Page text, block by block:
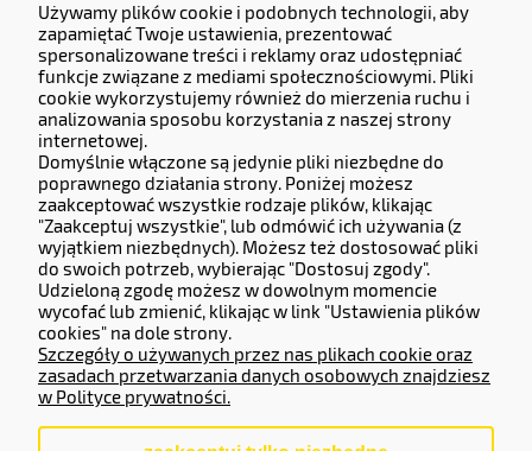
Dane Firmy:
KERMITCLOUDS LTD
13 High Birch Court 79 Park Road,
New Barnet, Barnet, England, EN4 9QG
Company number 14133071.
Adres do zwrotów i reklamacji:
Częstochowska 77, 62-800 Kalisz.
Operator Płatności
Używamy plików cookie i podobnych technologii, aby
zapamiętać Twoje ustawienia, prezentować
spersonalizowane treści i reklamy oraz udostępniać
funkcje związane z mediami społecznościowymi. Pliki
cookie wykorzystujemy również do mierzenia ruchu i
analizowania sposobu korzystania z naszej strony
internetowej.
Domyślnie włączone są jedynie pliki niezbędne do
poprawnego działania strony. Poniżej możesz
zaakceptować wszystkie rodzaje plików, klikając
"Zaakceptuj wszystkie", lub odmówić ich używania (z
wyjątkiem niezbędnych). Możesz też dostosować pliki
do swoich potrzeb, wybierając "Dostosuj zgody".
Udzieloną zgodę możesz w dowolnym momencie
wycofać lub zmienić, klikając w link "Ustawienia plików
cookies" na dole strony.
Szczegóły o używanych przez nas plikach cookie oraz
zasadach przetwarzania danych osobowych znajdziesz
w Polityce prywatności.